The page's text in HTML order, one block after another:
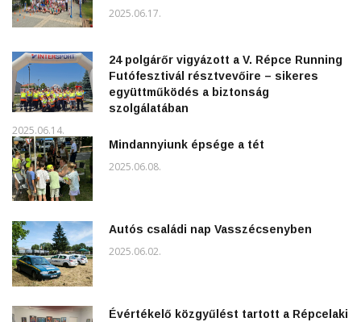
2025.06.17.
24 polgárőr vigyázott a V. Répce Running
Futófesztivál résztvevőire – sikeres
együttműködés a biztonság
szolgálatában
2025.06.14.
Mindannyiunk épsége a tét
2025.06.08.
Autós családi nap Vasszécsenyben
2025.06.02.
Évértékelő közgyűlést tartott a Répcelaki